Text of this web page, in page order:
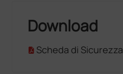
Download
Scheda di Sicurezza